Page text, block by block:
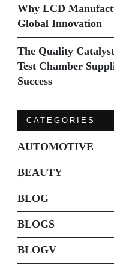
Why LCD
Global Innovation
The Quality
Test Chamber
Success
CATEGORIES
AUTOMOTIVE
BEAUTY
BLOG
BLOGS
BLOGV